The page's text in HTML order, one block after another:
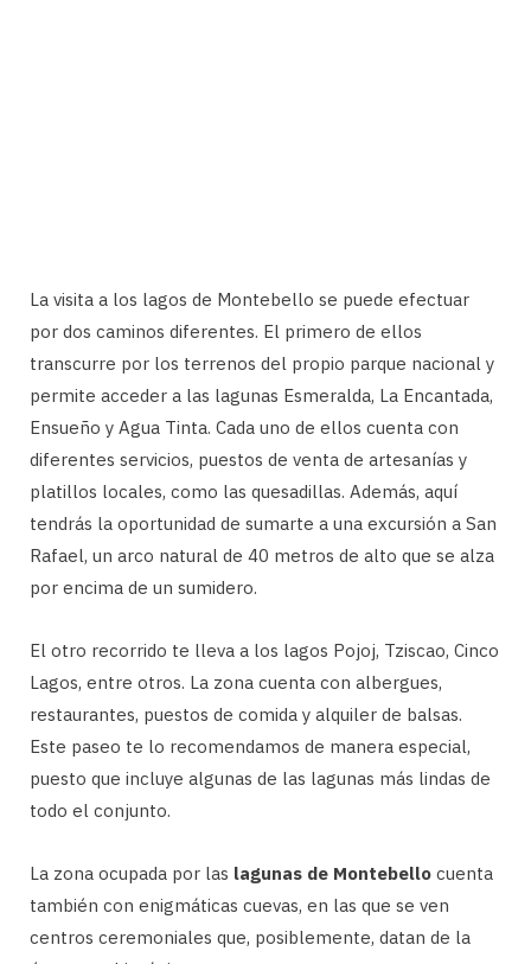
La visita a los lagos de Montebello se puede efectuar
por dos caminos diferentes. El primero de ellos
transcurre por los terrenos del propio parque nacional y
permite acceder a las lagunas Esmeralda, La Encantada,
Ensueño y Agua Tinta. Cada uno de ellos cuenta con
diferentes servicios, puestos de venta de artesanías y
platillos locales, como las quesadillas. Además, aquí
tendrás la oportunidad de sumarte a una excursión a San
Rafael, un arco natural de 40 metros de alto que se alza
por encima de un sumidero.
El otro recorrido te lleva a los lagos Pojoj, Tziscao, Cinco
Lagos, entre otros. La zona cuenta con albergues,
restaurantes, puestos de comida y alquiler de balsas.
Este paseo te lo recomendamos de manera especial,
puesto que incluye algunas de las lagunas más lindas de
todo el conjunto.
La zona ocupada por las lagunas de Montebello cuenta
también con enigmáticas cuevas, en las que se ven
centros ceremoniales que, posiblemente, datan de la